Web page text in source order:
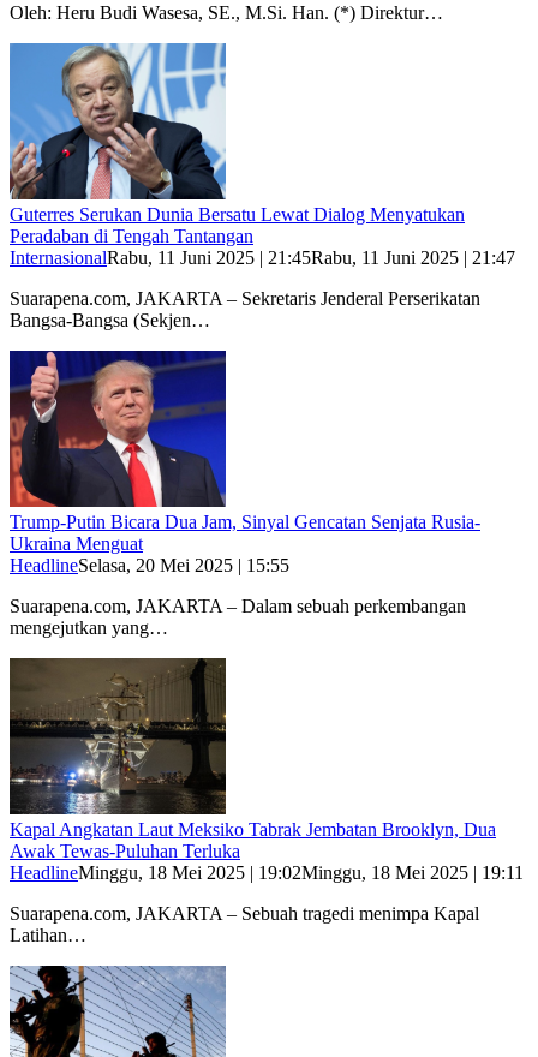
Oleh: Heru Budi Wasesa, SE., M.Si. Han. (*) Direktur…
Guterres Serukan Dunia Bersatu Lewat Dialog Menyatukan
Peradaban di Tengah Tantangan
InternasionalRabu, 11 Juni 2025 | 21:45Rabu, 11 Juni 2025 | 21:47
Suarapena.com, JAKARTA – Sekretaris Jenderal Perserikatan
Bangsa-Bangsa (Sekjen…
Trump-Putin Bicara Dua Jam, Sinyal Gencatan Senjata Rusia-
Ukraina Menguat
HeadlineSelasa, 20 Mei 2025 | 15:55
Suarapena.com, JAKARTA – Dalam sebuah perkembangan
mengejutkan yang…
Kapal Angkatan Laut Meksiko Tabrak Jembatan Brooklyn, Dua
Awak Tewas-Puluhan Terluka
HeadlineMinggu, 18 Mei 2025 | 19:02Minggu, 18 Mei 2025 | 19:11
Suarapena.com, JAKARTA – Sebuah tragedi menimpa Kapal
Latihan…